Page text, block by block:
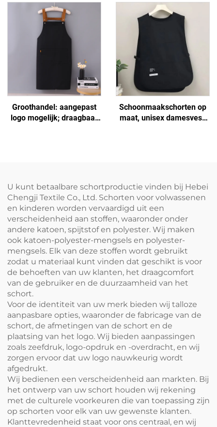
van canvas, met zakken
voor BBQ
vrouwen en mannen,
geschikt voor
kunstenaars, kapsalons,
barista's, koffiebars en
Groothandel: aangepast
logo mogelijk; draagbaar
Schoonmaakschorten op
maat, unisex damesvest,
U kunt betaalbare schortproductie vinden bij Hebei
Chengji Textile Co., Ltd. Schorten voor volwassenen
en kinderen worden vervaardigd uit een
verscheidenheid aan stoffen, waaronder onder
andere katoen, spijtstof en polyester. Wij maken
ook katoen-polyester-mengsels en polyester-
mengsels. Elk van deze stoffen wordt gebruikt
zodat u materiaal kunt vinden dat geschikt is voor
de behoeften van uw klanten, het draagcomfort
van de gebruiker en de duurzaamheid van het
schort.
Voor de identiteit van uw merk bieden wij talloze
aanpasbare opties, waaronder de fabricage van de
schort, de afmetingen van de schort en de
plaatsing van het logo. Wij bieden aanpassingen
zoals zeefdruk, logo-opdruk en -overdracht, en wij
zorgen ervoor dat uw logo nauwkeurig wordt
afgedrukt.
Wij bedienen een verscheidenheid aan markten. Bij
het ontwerp van uw schort houden wij rekening
met de culturele voorkeuren die van toepassing zijn
op schorten voor elk van uw gewenste klanten.
Klanttevredenheid staat voor ons centraal, en wij